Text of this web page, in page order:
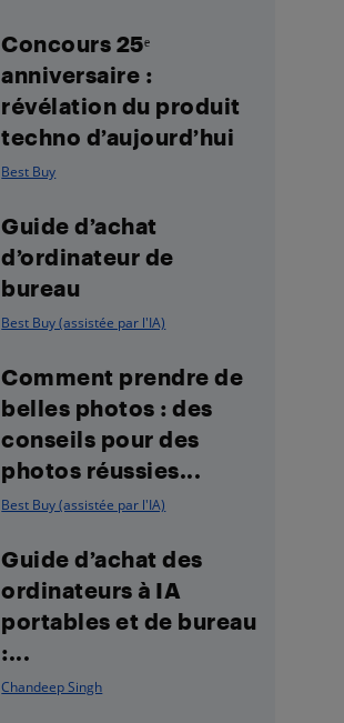
Concours 25ᵉ
anniversaire :
révélation du produit
techno d’aujourd’hui
Best Buy
Guide d’achat
d’ordinateur de
bureau
Best Buy (assistée par l'IA)
Comment prendre de
belles photos : des
conseils pour des
photos réussies...
Best Buy (assistée par l'IA)
Guide d’achat des
ordinateurs à IA
portables et de bureau
:...
Chandeep Singh